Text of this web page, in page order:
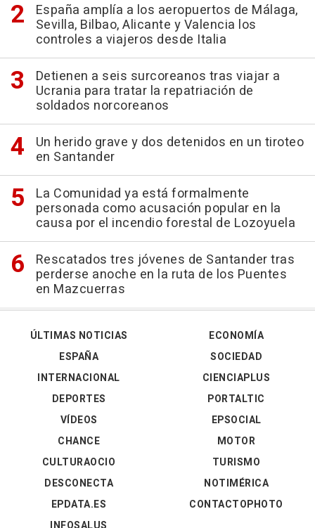
España amplía a los aeropuertos de Málaga,
Sevilla, Bilbao, Alicante y Valencia los
controles a viajeros desde Italia
Detienen a seis surcoreanos tras viajar a
Ucrania para tratar la repatriación de
soldados norcoreanos
Un herido grave y dos detenidos en un tiroteo
en Santander
La Comunidad ya está formalmente
personada como acusación popular en la
causa por el incendio forestal de Lozoyuela
Rescatados tres jóvenes de Santander tras
perderse anoche en la ruta de los Puentes
en Mazcuerras
ÚLTIMAS NOTICIAS
ESPAÑA
INTERNACIONAL
DEPORTES
VÍDEOS
ECONOMÍA
SOCIEDAD
CIENCIAPLUS
PORTALTIC
EPSOCIAL
CHANCE
CULTURAOCIO
DESCONECTA
EPDATA.ES
MOTOR
TURISMO
NOTIMÉRICA
CONTACTOPHOTO